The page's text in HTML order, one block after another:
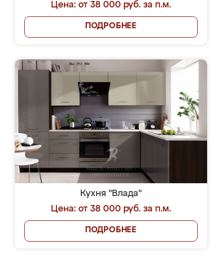
Цена: от 38 000 руб. за п.м.
ПОДРОБНЕЕ
Кухня "Влада"
Цена: от 38 000 руб. за п.м.
ПОДРОБНЕЕ